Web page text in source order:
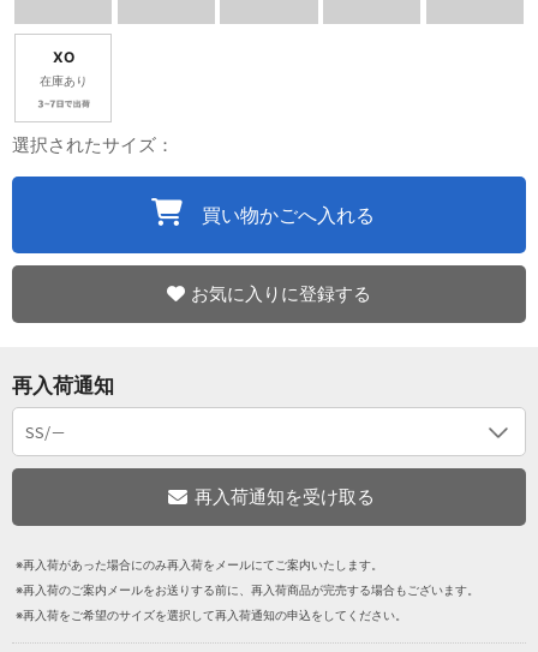
XO
在庫あり
選択されたサイズ：
買い物かごへ入れる
お気に入りに登録する
再入荷通知
※再入荷があった場合にのみ再入荷をメールにてご案内いたします。
※再入荷のご案内メールをお送りする前に、再入荷商品が完売する場合もございます。
※再入荷をご希望のサイズを選択して再入荷通知の申込をしてください。